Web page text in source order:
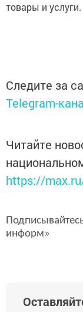
товары и услуги.
Следите за
Telegram-
Читайте
https://
информ»